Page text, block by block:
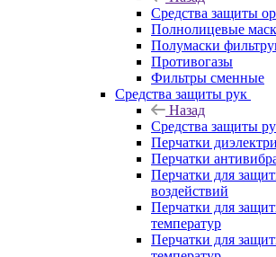
Средства защиты
Полнолицевые
Полумаски
Противогазы
Фильтры сменные
Средства защиты рук
Назад
Средства защиты
Перчатки
Перчатки
Перчатки для
воздействий
Перчатки для
температур
Перчатки для